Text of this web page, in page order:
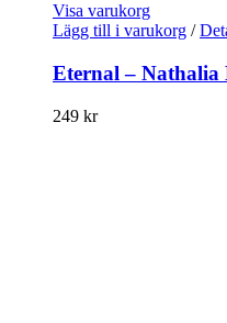
Visa varukorg
Lägg till i varukorg /
Eternal – Nathalia
249 kr